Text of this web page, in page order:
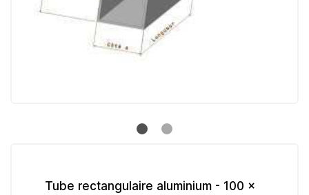
Tube rectangulaire aluminium - 100 x